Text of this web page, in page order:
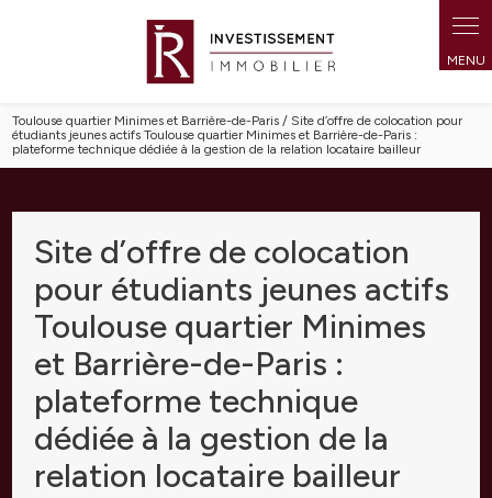
Toulouse quartier Minimes et Barrière-de-Paris / Site d’offre de colocation pour
étudiants jeunes actifs Toulouse quartier Minimes et Barrière-de-Paris :
plateforme technique dédiée à la gestion de la relation locataire bailleur
Site d’offre de colocation
pour étudiants jeunes actifs
Toulouse quartier Minimes
et Barrière-de-Paris :
plateforme technique
dédiée à la gestion de la
relation locataire bailleur